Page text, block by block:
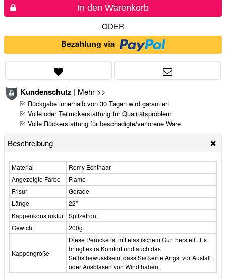
In den Warenkorb
-ODER-
Kundenschutz | Mehr >>
Rückgabe innerhalb von 30 Tagen wird garantiert
Volle oder Teilrückerstattung für Qualitätsproblem
Volle Rückerstattung für beschädigte/verlorene Ware
Beschreibung
Material
Remy Echthaar
Angezeigte Farbe
Flame
Frisur
Gerade
Länge
22"
Kappenkonstruktur Spitzefront
Gewicht
200g
Kappengröße
Diese Perücke ist mit elastischem Gurt herstellt. Es
bringt extra Komfort und auch das
Selbstbewusstsein, dass Sie keine Angst vor Ausfall
oder Ausblasen von Wind haben.